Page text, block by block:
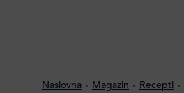
Naslovna Magazin Recepti